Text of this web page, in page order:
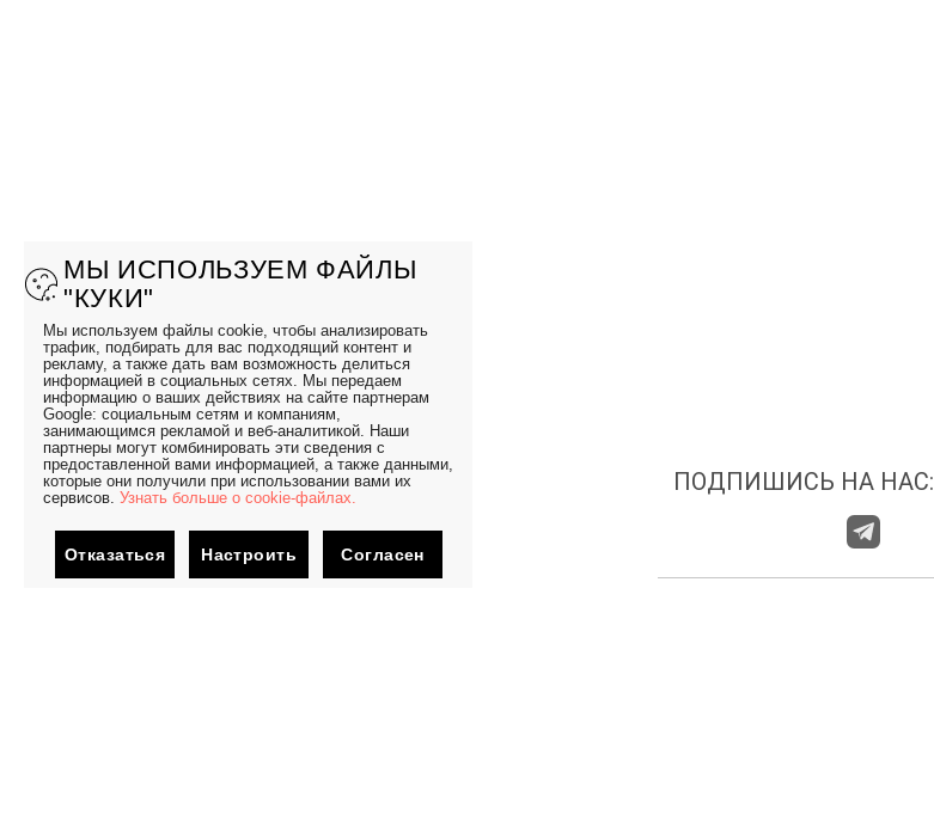
ПОДПИШИСЬ НА НАС:
МЫ ИСПОЛЬЗУЕМ ФАЙЛЫ
"КУКИ"
Мы используем файлы cookie, чтобы анализировать
трафик, подбирать для вас подходящий контент и
рекламу, а также дать вам возможность делиться
информацией в социальных сетях. Мы передаем
информацию о ваших действиях на сайте партнерам
Google: социальным сетям и компаниям,
занимающимся рекламой и веб-аналитикой. Наши
партнеры могут комбинировать эти сведения с
предоставленной вами информацией, а также данными,
которые они получили при использовании вами их
сервисов. Узнать больше о cookie-файлах.
Отказаться Настроить Согласен